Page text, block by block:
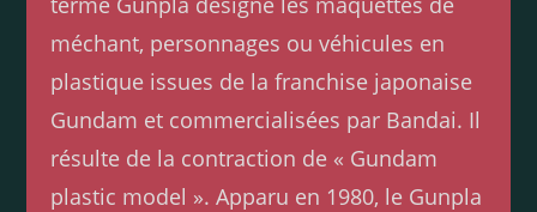
méchant, personnages ou véhicules en
plastique issues de la franchise japonaise
Gundam et commercialisées par Bandai. Il
résulte de la contraction de « Gundam
plastic model ». Apparu en 1980, le Gunpla